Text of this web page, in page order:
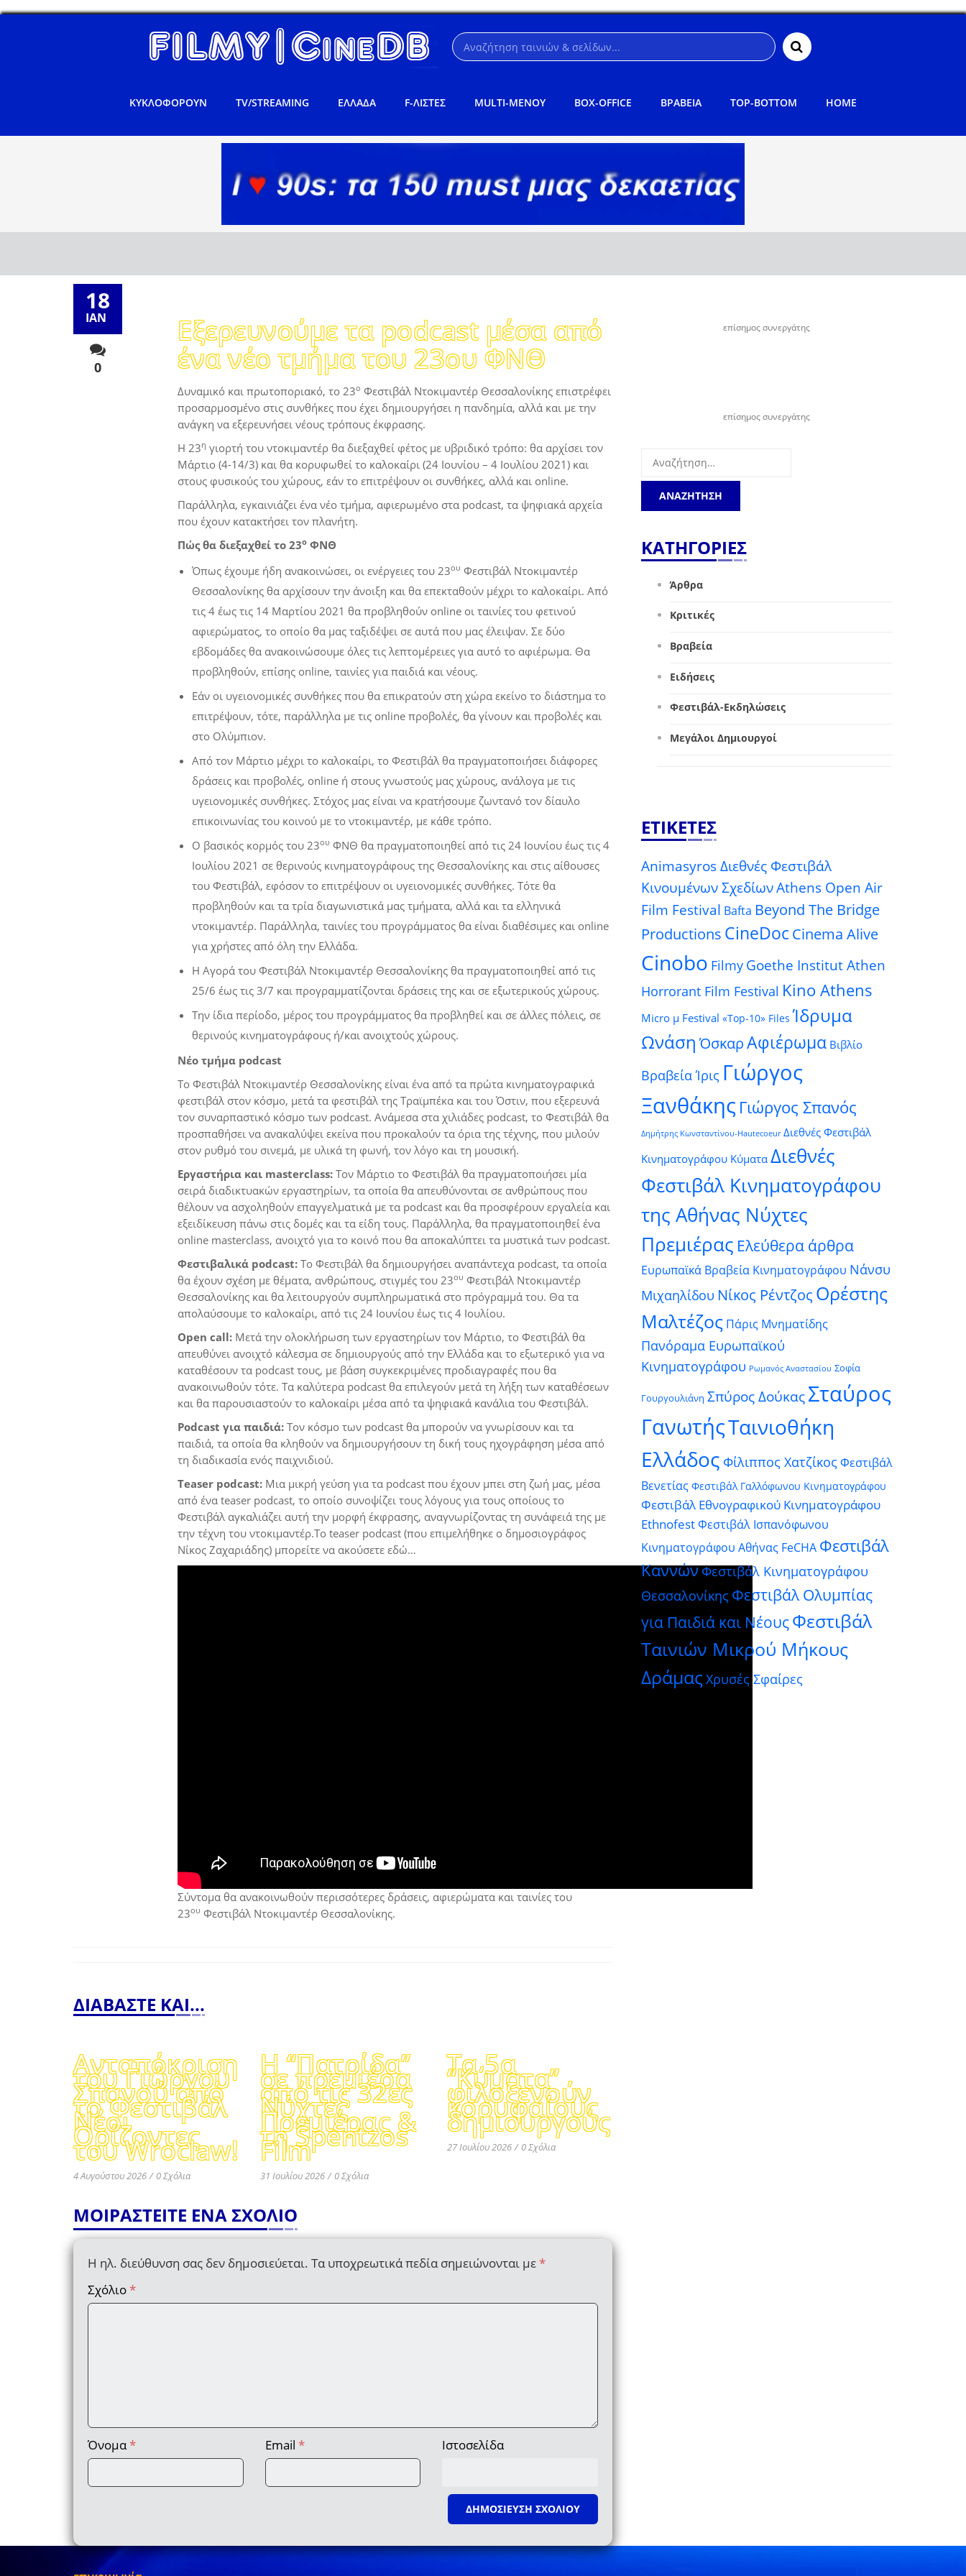
ΚΥΚΛΟΦΟΡΟΥΝ TV/STREAMING ΕΛΛΑΔΑ F-ΛΙΣΤΕΣ MULTI-ΜΕΝΟΥ BOX-OFFICE ΒΡΑΒΕΙΑ TOP-BOTTOM HOME
18
ΙΑΝ
0
Εξερευνούμε τα podcast μέσα από
ένα νέο τμήμα του 23ου ΦΝΘ
Δυναμικό και πρωτοποριακό, το 23ο Φεστιβάλ Ντοκιμαντέρ Θεσσαλονίκης επιστρέφει
προσαρμοσμένο στις συνθήκες που έχει δημιουργήσει η πανδημία, αλλά και με την
ανάγκη να εξερευνήσει νέους τρόπους έκφρασης.
Η 23η γιορτή του ντοκιμαντέρ θα διεξαχθεί φέτος με υβριδικό τρόπο: θα αρχίσει τον
Μάρτιο (4-14/3) και θα κορυφωθεί το καλοκαίρι (24 Ιουνίου – 4 Ιουλίου 2021) και
στους φυσικούς του χώρους, εάν το επιτρέψουν οι συνθήκες, αλλά και online.
Παράλληλα, εγκαινιάζει ένα νέο τμήμα, αφιερωμένο στα podcast, τα ψηφιακά αρχεία
που έχουν κατακτήσει τον πλανήτη.
Πώς θα διεξαχθεί το 23ο ΦΝΘ
Όπως έχουμε ήδη ανακοινώσει, οι ενέργειες του 23ου Φεστιβάλ Ντοκιμαντέρ
Θεσσαλονίκης θα αρχίσουν την άνοιξη και θα επεκταθούν μέχρι το καλοκαίρι. Από
τις 4 έως τις 14 Μαρτίου 2021 θα προβληθούν online οι ταινίες του φετινού
αφιερώματος, το οποίο θα μας ταξιδέψει σε αυτά που μας έλειψαν. Σε δύο
εβδομάδες θα ανακοινώσουμε όλες τις λεπτομέρειες για αυτό το αφιέρωμα. Θα
προβληθούν, επίσης online, ταινίες για παιδιά και νέους.
Εάν οι υγειονομικές συνθήκες που θα επικρατούν στη χώρα εκείνο το διάστημα το
επιτρέψουν, τότε, παράλληλα με τις online προβολές, θα γίνουν και προβολές και
στο Ολύμπιον.
Από τον Μάρτιο μέχρι το καλοκαίρι, το Φεστιβάλ θα πραγματοποιήσει διάφορες
δράσεις και προβολές, online ή στους γνωστούς μας χώρους, ανάλογα με τις
υγειονομικές συνθήκες. Στόχος μας είναι να κρατήσουμε ζωντανό τον δίαυλο
επικοινωνίας του κοινού με το ντοκιμαντέρ, με κάθε τρόπο.
Ο βασικός κορμός του 23ου ΦΝΘ θα πραγματοποιηθεί από τις 24 Ιουνίου έως τις 4
Ιουλίου 2021 σε θερινούς κινηματογράφους της Θεσσαλονίκης και στις αίθουσες
του Φεστιβάλ, εφόσον το επιτρέψουν οι υγειονομικές συνθήκες. Τότε θα
προβληθούν και τα τρία διαγωνιστικά μας τμήματα, αλλά και τα ελληνικά
ντοκιμαντέρ. Παράλληλα, ταινίες του προγράμματος θα είναι διαθέσιμες και online
για χρήστες από όλη την Ελλάδα.
Η Αγορά του Φεστιβάλ Ντοκιμαντέρ Θεσσαλονίκης θα πραγματοποιηθεί από τις
25/6 έως τις 3/7 και προγραμματίζονται δράσεις της και σε εξωτερικούς χώρους.
Την ίδια περίοδο, μέρος του προγράμματος θα προβληθεί και σε άλλες πόλεις, σε
θερινούς κινηματογράφους ή/και ανοιχτούς χώρους.
Νέο τμήμα podcast
Το Φεστιβάλ Ντοκιμαντέρ Θεσσαλονίκης είναι ένα από τα πρώτα κινηματογραφικά
φεστιβάλ στον κόσμο, μετά τα φεστιβάλ της Τραϊμπέκα και του Όστιν, που εξερευνά
τον συναρπαστικό κόσμο των podcast. Ανάμεσα στα χιλιάδες podcast, το Φεστιβάλ θα
προσπαθήσει να ανακαλύψει εκείνα που προκαλούν τα όρια της τέχνης, που μιλούν
στον ρυθμό του σινεμά, με υλικά τη φωνή, τον λόγο και τη μουσική.
Εργαστήρια και masterclass: Τον Μάρτιο το Φεστιβάλ θα πραγματοποιήσει μία
σειρά διαδικτυακών εργαστηρίων, τα οποία θα απευθύνονται σε ανθρώπους που
θέλουν να ασχοληθούν επαγγελματικά με τα podcast και θα προσφέρουν εργαλεία και
εξειδίκευση πάνω στις δομές και τα είδη τους. Παράλληλα, θα πραγματοποιηθεί ένα
online masterclass, ανοιχτό για το κοινό που θα αποκαλύπτει τα μυστικά των podcast.
Φεστιβαλικά podcast: Το Φεστιβάλ θα δημιουργήσει αναπάντεχα podcast, τα οποία
θα έχουν σχέση με θέματα, ανθρώπους, στιγμές του 23ου Φεστιβάλ Ντοκιμαντέρ
Θεσσαλονίκης και θα λειτουργούν συμπληρωματικά στο πρόγραμμά του. Θα τα
απολαύσουμε το καλοκαίρι, από τις 24 Ιουνίου έως τις 4 Ιουλίου.
Open call: Μετά την ολοκλήρωση των εργαστηρίων τον Μάρτιο, το Φεστιβάλ θα
απευθύνει ανοιχτό κάλεσμα σε δημιουργούς από την Ελλάδα και το εξωτερικό για να
καταθέσουν τα podcast τους, με βάση συγκεκριμένες προδιαγραφές που θα
ανακοινωθούν τότε. Τα καλύτερα podcast θα επιλεγούν μετά τη λήξη των καταθέσεων
και θα παρουσιαστούν το καλοκαίρι μέσα από τα ψηφιακά κανάλια του Φεστιβάλ.
Podcast για παιδιά: Τον κόσμο των podcast θα μπορούν να γνωρίσουν και τα
παιδιά, τα οποία θα κληθούν να δημιουργήσουν τη δική τους ηχογράφηση μέσα από
τη διαδικασία ενός παιχνιδιού.
Teaser podcast: Μια μικρή γεύση για τα podcast που έχουν μπει στη ζωή μας, μέσα
από ένα teaser podcast, το οποίο συνοψίζει τους λόγους για τους οποίους το
Φεστιβάλ αγκαλιάζει αυτή την μορφή έκφρασης, αναγνωρίζοντας τη συνάφειά της με
την τέχνη του ντοκιμαντέρ.Το teaser podcast (που επιμελήθηκε ο δημοσιογράφος
Νίκος Ζαχαριάδης) μπορείτε να ακούσετε εδώ…
Σύντομα θα ανακοινωθούν περισσότερες δράσεις, αφιερώματα και ταινίες του
23ου Φεστιβάλ Ντοκιμαντέρ Θεσσαλονίκης.
ΔΙΑΒΑΣΤΕ ΚΑΙ...
Ανταπόκριση
του Γιώργου
Σπανού από
το Φεστιβάλ
Νέοι
Ορίζοντες
του Wroclaw!
4 Αυγούστου 2026 / 0 Σχόλια
Η “Πατρίδα”
σε πρεμιέρα
από τις 32ες
Νύχτες
Πρεμιέρας &
τη Spentzos
Film
31 Ιουλίου 2026 / 0 Σχόλια
Τα 5α
“Κύματα”
φιλοξενούν
κορυφαίους
δημιουργούς
27 Ιουλίου 2026 / 0 Σχόλια
ΜΟΙΡΑΣΤΕΙΤΕ ΕΝΑ ΣΧΟΛΙΟ
Η ηλ. διεύθυνση σας δεν δημοσιεύεται. Τα υποχρεωτικά πεδία σημειώνονται με*
Σχόλιο*
Όνομα* Email * Ιστοσελίδα
επίσημος συνεργάτης
επίσημος συνεργάτης
Αναζήτηση
για:
ΚΑΤΗΓΟΡΙΕΣ
Άρθρα
Κριτικές
Βραβεία
Ειδήσεις
Φεστιβάλ-Εκδηλώσεις
Μεγάλοι Δημιουργοί
ΕΤΙΚΈΤΕΣ
Animasyros Διεθνές Φεστιβάλ
Κινουμένων ΣχεδίωνAthens Open Air
Film Festival Bafta Beyond The Bridge
Productions CineDoc Cinema Alive
Cinobo Filmy Goethe Institut Athen
Horrorant Film Festival Kino Athens
Micro μ Festival «Top-10» Files Ίδρυμα
Ωνάση ΌσκαρΑφιέρωμα Βιβλίο
Βραβεία Ίρις Γιώργος
Ξανθάκης Γιώργος Σπανός
Δημήτρης Κωνσταντίνου-Hautecoeur Διεθνές Φεστιβάλ
Κινηματογράφου ΚύματαΔιεθνές
Φεστιβάλ Κινηματογράφου
της Αθήνας Νύχτες
Πρεμιέρας Ελεύθερα άρθρα
Ευρωπαϊκά Βραβεία Κινηματογράφου Νάνσυ
Μιχαηλίδου Νίκος Ρέντζος Ορέστης
Μαλτέζος Πάρις Μνηματίδης
Πανόραμα Ευρωπαϊκού
Κινηματογράφου Ρωμανός Αναστασίου Σοφία
Γουργουλιάνη Σπύρος ΔούκαςΣταύρος
ΓανωτήςΤαινιοθήκη
Ελλάδος Φίλιππος Χατζίκος Φεστιβάλ
Βενετίας Φεστιβάλ Γαλλόφωνου Κινηματογράφου
Φεστιβάλ Εθνογραφικού Κινηματογράφου
EthnofestΦεστιβάλ Ισπανόφωνου
Κινηματογράφου Αθήνας FeCHA Φεστιβάλ
ΚαννώνΦεστιβάλ Κινηματογράφου
Θεσσαλονίκης Φεστιβάλ Ολυμπίας
για Παιδιά και ΝέουςΦεστιβάλ
Ταινιών Μικρού Μήκους
ΔράμαςΧρυσές Σφαίρες